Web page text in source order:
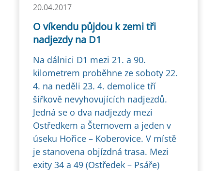
20.04.2017
O víkendu půjdou k zemi tři
nadjezdy na D1
Na dálnici D1 mezi 21. a 90.
kilometrem proběhne ze soboty 22.
4. na neděli 23. 4. demolice tří
šířkově nevyhovujících nadjezdů.
Jedná se o dva nadjezdy mezi
Ostředkem a Šternovem a jeden v
úseku Hořice – Koberovice. V místě
je stanovena objízdná trasa. Mezi
exity 34 a 49 (Ostředek – Psáře)